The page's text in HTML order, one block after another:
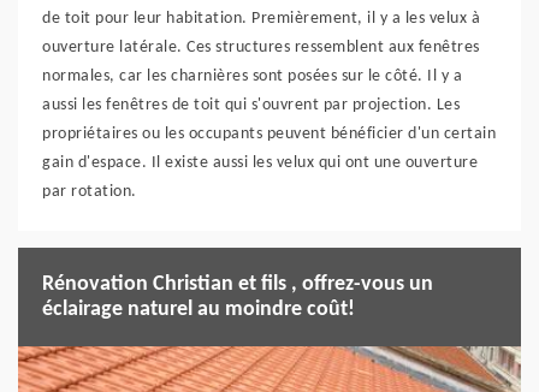
de toit pour leur habitation. Premièrement, il y a les velux à
ouverture latérale. Ces structures ressemblent aux fenêtres
normales, car les charnières sont posées sur le côté. Il y a
aussi les fenêtres de toit qui s'ouvrent par projection. Les
propriétaires ou les occupants peuvent bénéficier d'un certain
gain d'espace. Il existe aussi les velux qui ont une ouverture
par rotation.
Rénovation Christian et fils , offrez-vous un
éclairage naturel au moindre coût!